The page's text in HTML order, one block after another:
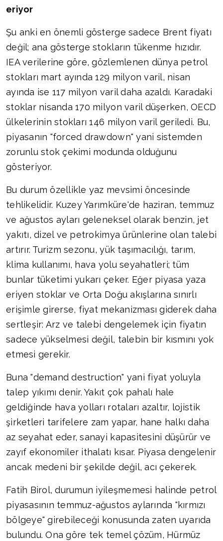
eriyor
Şu anki en önemli gösterge sadece Brent fiyatı
değil; ana gösterge stokların tükenme hızıdır.
IEA verilerine göre, gözlemlenen dünya petrol
stokları mart ayında 129 milyon varil, nisan
ayında ise 117 milyon varil daha azaldı. Karadaki
stoklar nisanda 170 milyon varil düşerken, OECD
ülkelerinin stokları 146 milyon varil geriledi. Bu,
piyasanın "forced drawdown" yani sistemden
zorunlu stok çekimi modunda olduğunu
gösteriyor.
Bu durum özellikle yaz mevsimi öncesinde
tehlikelidir. Kuzey Yarımküre'de haziran, temmuz
ve ağustos ayları geleneksel olarak benzin, jet
yakıtı, dizel ve petrokimya ürünlerine olan talebi
artırır. Turizm sezonu, yük taşımacılığı, tarım,
klima kullanımı, hava yolu seyahatleri; tüm
bunlar tüketimi yukarı çeker. Eğer piyasa yaza
eriyen stoklar ve Orta Doğu akışlarına sınırlı
erişimle girerse, fiyat mekanizması giderek daha
sertleşir: Arz ve talebi dengelemek için fiyatın
sadece yükselmesi değil, talebin bir kısmını yok
etmesi gerekir.
Buna "demand destruction" yani fiyat yoluyla
talep yıkımı denir. Yakıt çok pahalı hale
geldiğinde hava yolları rotaları azaltır, lojistik
şirketleri tarifelere zam yapar, hane halkı daha
az seyahat eder, sanayi kapasitesini düşürür ve
zayıf ekonomiler ithalatı kısar. Piyasa dengelenir
ancak medeni bir şekilde değil, acı çekerek.
Fatih Birol, durumun iyileşmemesi halinde petrol
piyasasının temmuz-ağustos aylarında "kırmızı
bölgeye" girebileceği konusunda zaten uyarıda
bulundu. Ona göre tek temel çözüm, Hürmüz